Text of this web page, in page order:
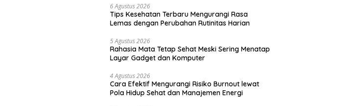
6 Agustus 2026
Tips Kesehatan Terbaru Mengurangi Rasa
Lemas dengan Perubahan Rutinitas Harian
5 Agustus 2026
Rahasia Mata Tetap Sehat Meski Sering Menatap
Layar Gadget dan Komputer
4 Agustus 2026
Cara Efektif Mengurangi Risiko Burnout lewat
Pola Hidup Sehat dan Manajemen Energi